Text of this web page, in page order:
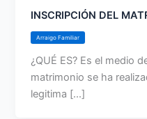
INSCRIPCIÓN DEL
Arraigo Familiar
¿QUÉ ES? Es el medio
matrimonio se ha
legitima [...]